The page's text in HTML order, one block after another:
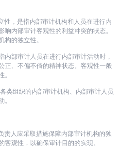
，是指内部审计机构和人员在进行内
响内部审计客观性的利益冲突的状态。
构的独立性。
内部审计人员在进行内部审计活动时，
正、不偏不倚的精神状态。客观性一般
组织的内部审计机构、内部审计人员
。
人应采取措施保障内部审计机构的独
客观性，以确保审计目的的实现。